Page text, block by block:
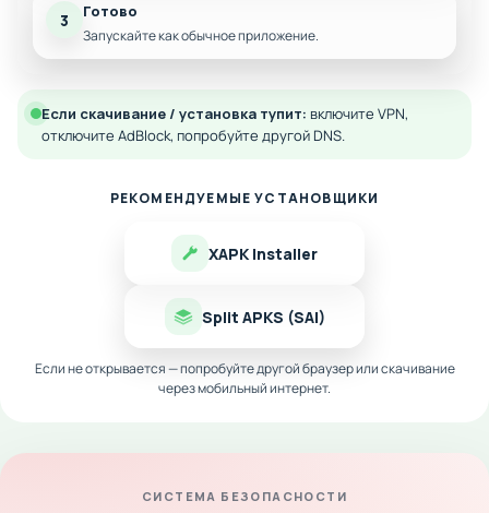
3 Готово
Запускайте как обычное приложение.
Если скачивание / установка тупит: включите VPN,
отключите AdBlock, попробуйте другой DNS.
РЕКОМЕНДУЕМЫЕ УСТАНОВЩИКИ
XAPK Installer
Split APKS (SAI)
Если не открывается — попробуйте другой браузер или скачивание
через мобильный интернет.
СИСТЕМА БЕЗОПАСНОСТИ